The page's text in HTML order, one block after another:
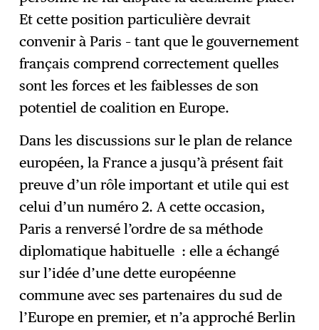
Et cette position particulière devrait
convenir à Paris – tant que le gouvernement
français comprend correctement quelles
sont les forces et les faiblesses de son
potentiel de coalition en Europe.
Dans les discussions sur le plan de relance
européen, la France a jusqu’à présent fait
preuve d’un rôle important et utile qui est
celui d’un numéro 2. A cette occasion,
Paris a renversé l’ordre de sa méthode
diplomatique habituelle : elle a échangé
sur l’idée d’une dette européenne
commune avec ses partenaires du sud de
l’Europe en premier, et n’a approché Berlin